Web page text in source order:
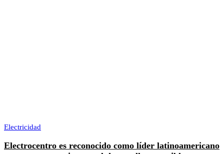
Electricidad
Electrocentro es reconocido como líder latinoamericano